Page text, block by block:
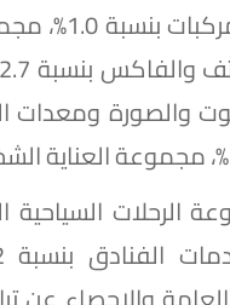
وزدات أيضا